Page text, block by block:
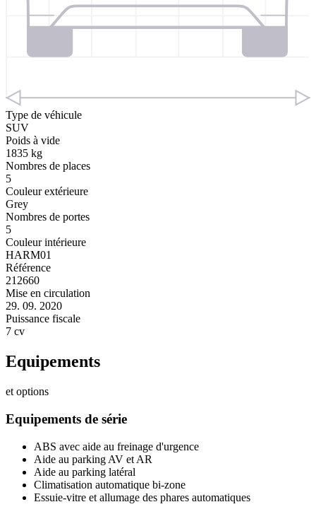
Type de véhicule
SUV
Poids à vide
1835 kg
Nombres de places
5
Couleur extérieure
Grey
Nombres de portes
5
Couleur intérieure
HARM01
Référence
212660
Mise en circulation
29. 09. 2020
Puissance fiscale
7 cv
Equipements
et options
Equipements de série
ABS avec aide au freinage d'urgence
Aide au parking AV et AR
Aide au parking latéral
Climatisation automatique bi-zone
Essuie-vitre et allumage des phares automatiques